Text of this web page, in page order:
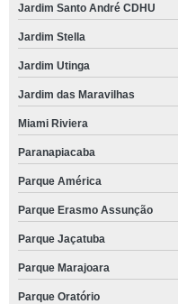
Jardim Santo André CDHU
Jardim Stella
Jardim Utinga
Jardim das Maravilhas
Miami Riviera
Paranapiacaba
Parque América
Parque Erasmo Assunção
Parque Jaçatuba
Parque Marajoara
Parque Oratório